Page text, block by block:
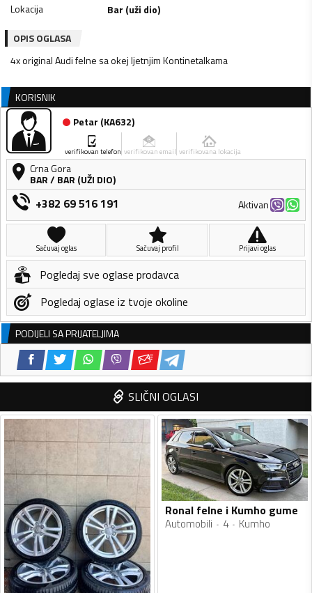
Lokacija
Bar (uži dio)
OPIS OGLASA
4x original Audi felne sa okej ljetnjim Kontinetalkama
KORISNIK
Petar (KA632)
verifikovan telefon verifikovan email verifikovana lokacija
Crna Gora
BAR/ BAR (UŽI DIO)
+382 69 516 191 Aktivan
Sačuvaj oglas Sačuvaj profil Prijavi oglas
Pogledaj sve oglase prodavca
Pogledaj oglase iz tvoje okoline
PODIJELI SA PRIJATELJIMA
SLIČNI OGLASI
Ronal felne i Kumho gume
Automobili 4 Kumho